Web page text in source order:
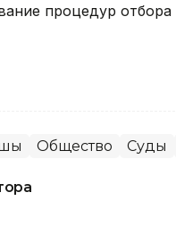
процедур
Общество Суды